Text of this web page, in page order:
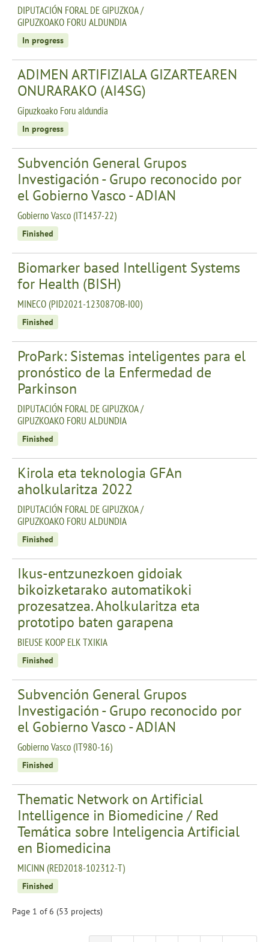
DIPUTACIÓN FORAL DE GIPUZKOA /
GIPUZKOAKO FORU ALDUNDIA
In progress
ADIMEN ARTIFIZIALA GIZARTEAREN
ONURARAKO (AI4SG)
Gipuzkoako Foru aldundia
In progress
Subvención General Grupos
Investigación - Grupo reconocido por
el Gobierno Vasco - ADIAN
Gobierno Vasco (IT1437-22)
Finished
Biomarker based Intelligent Systems
for Health (BISH)
MINECO (PID2021-123087OB-I00)
Finished
ProPark: Sistemas inteligentes para el
pronóstico de la Enfermedad de
Parkinson
DIPUTACIÓN FORAL DE GIPUZKOA /
GIPUZKOAKO FORU ALDUNDIA
Finished
Kirola eta teknologia GFAn
aholkularitza 2022
DIPUTACIÓN FORAL DE GIPUZKOA /
GIPUZKOAKO FORU ALDUNDIA
Finished
Ikus-entzunezkoen gidoiak
bikoizketarako automatikoki
prozesatzea. Aholkularitza eta
prototipo baten garapena
BIEUSE KOOP ELK TXIKIA
Finished
Subvención General Grupos
Investigación - Grupo reconocido por
el Gobierno Vasco - ADIAN
Gobierno Vasco (IT980-16)
Finished
Thematic Network on Artificial
Intelligence in Biomedicine / Red
Temática sobre Inteligencia Artificial
en Biomedicina
MICINN (RED2018-102312-T)
Finished
Page 1 of 6 (53 projects)